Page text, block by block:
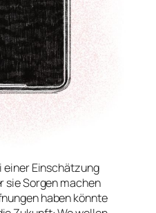
einer Einschätzung
sie Sorgen machen
haben könnte